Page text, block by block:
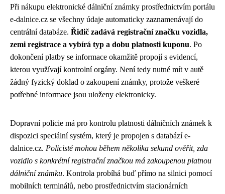
Při nákupu elektronické dálniční známky prostřednictvím portálu
e-dalnice.cz se všechny údaje automaticky zaznamenávají do
centrální databáze. Řidič zadává registrační značku vozidla,
zemi registrace a vybírá typ a dobu platnosti kuponu. Po
dokončení platby se informace okamžitě propojí s evidencí,
kterou využívají kontrolní orgány. Není tedy nutné mít v autě
žádný fyzický doklad o zakoupení známky, protože veškeré
potřebné informace jsou uloženy elektronicky.
Dopravní policie má pro kontrolu platnosti dálničních známek k
dispozici speciální systém, který je propojen s databází e-
dalnice.cz. Policisté mohou během několika sekund ověřit, zda
vozidlo s konkrétní registrační značkou má zakoupenou platnou
dálniční známku. Kontrola probíhá buď přímo na silnici pomocí
mobilních terminálů, nebo prostřednictvím stacionárních